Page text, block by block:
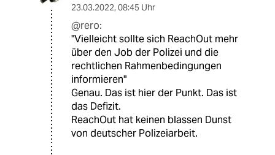
23.03.2022, 08:45 Uhr
@rero:
"Vielleicht sollte sich ReachOut mehr
über den Job der Polizei und die
rechtlichen Rahmenbedingungen
informieren"
Genau. Das ist hier der Punkt. Das ist
das Defizit.
ReachOut hat keinen blassen Dunst
von deutscher Polizeiarbeit.